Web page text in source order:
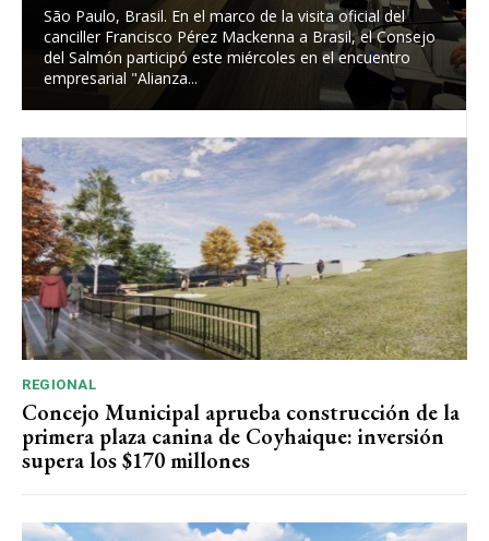
São Paulo, Brasil. En el marco de la visita oficial del
canciller Francisco Pérez Mackenna a Brasil, el Consejo
del Salmón participó este miércoles en el encuentro
empresarial "Alianza...
REGIONAL
Concejo Municipal aprueba construcción de la
primera plaza canina de Coyhaique: inversión
supera los $170 millones